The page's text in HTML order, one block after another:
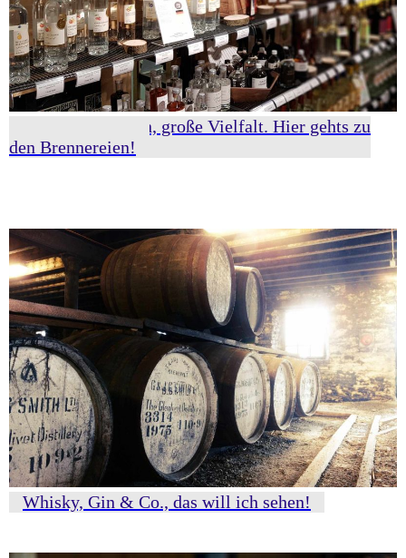
Klare Spirituosen, große Vielfalt. Hier gehts zu
den Brennereien!
Whisky, Gin & Co., das will ich sehen!